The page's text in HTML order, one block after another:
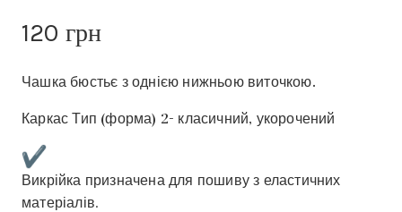
120 грн
Чашка бюстьє з однією нижньою виточкою.
Каркас Тип (форма) 2- класичний, укорочений
Викрійка призначена для пошиву з еластичних
матеріалів.